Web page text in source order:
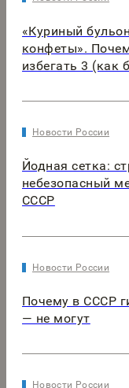
«Куриный
конфеты».
избегать 3 (как
Новости России
Йодная сетка:
небезопасный
СССР
Новости России
Почему в СССР
— не могут
Новости России